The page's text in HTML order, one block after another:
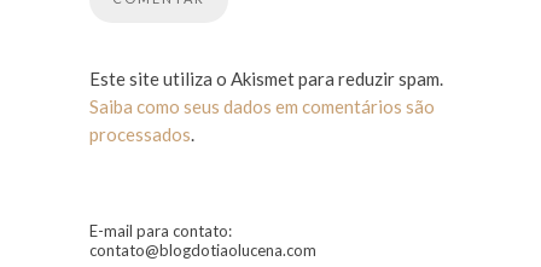
Este site utiliza o Akismet para reduzir spam.
Saiba como seus dados em comentários são
processados.
E-mail para contato:
contato@blogdotiaolucena.com